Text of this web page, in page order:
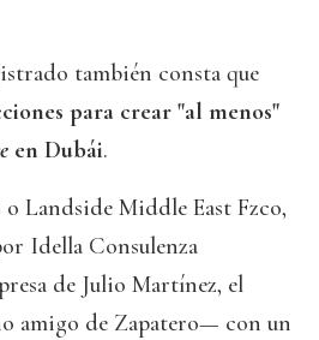
también consta que
para crear "al menos"
en Dubái.
Landside Middle East Fzco,
Idella Consulenza
de Julio Martínez, el
amigo de Zapatero— con un